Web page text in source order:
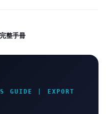
整手冊
GUIDE | EXPORT